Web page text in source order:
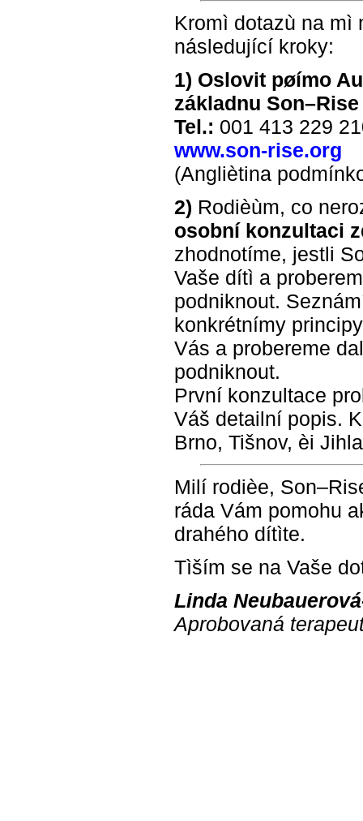
Kromì dotazù na mì
následující kroky:
1) Oslovit pøímo
základnu
Tel.: 001 413 229
www.son-rise.org
(Angliètina
2) Rodièùm, co
osobní konzultaci
zhodnotíme, jestli
Vaše dítì a
podniknout.
konkrétnímy
Vás a probereme
podniknout.
První konzultace
Váš detailní popis.
Brno, Tišnov, èi
Milí rodièe,
ráda Vám pomohu
drahého dítìte.
Tìším se na Vaše
Linda
Aprobovaná